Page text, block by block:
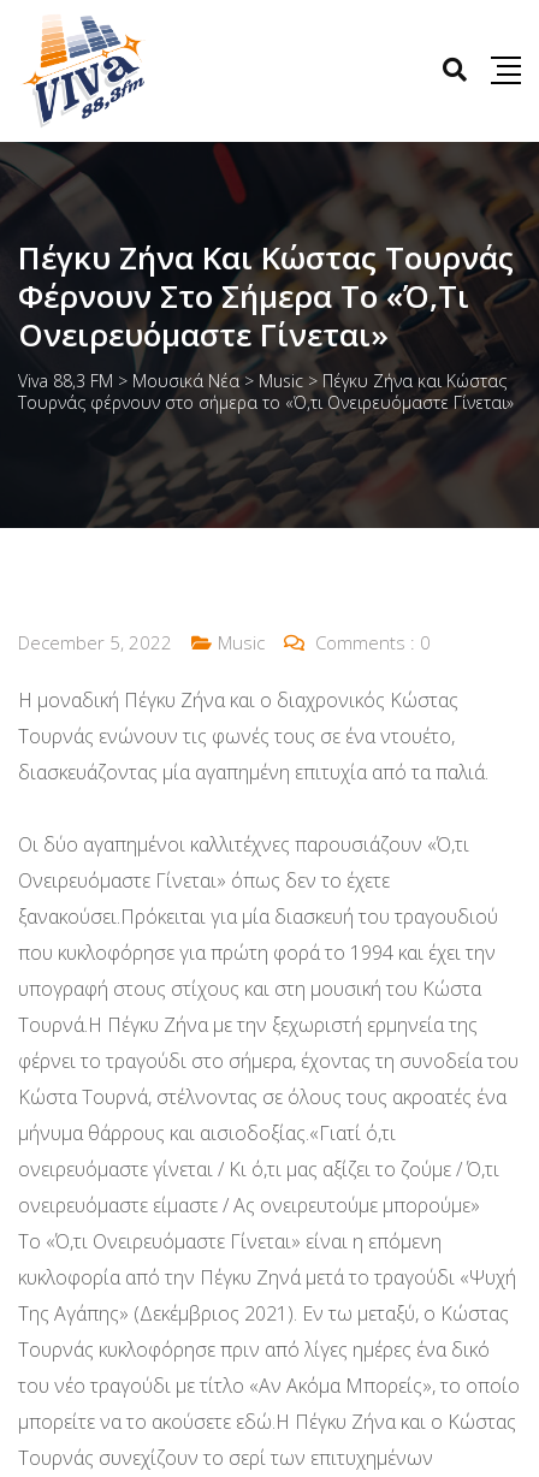
Πέγκυ Ζήνα Και Κώστας Τουρνάς
Φέρνουν Στο Σήμερα Το «Ό,τι
Ονειρευόμαστε Γίνεται»
Viva 88,3 FM > Μουσικά Νέα > Music > Πέγκυ Ζήνα και Κώστας
Τουρνάς φέρνουν στο σήμερα το «Ό,τι Ονειρευόμαστε Γίνεται»
December 5, 2022 Music Comments : 0
Η μοναδική Πέγκυ Ζήνα και ο διαχρονικός Κώστας
Τουρνάς ενώνουν τις φωνές τους σε ένα ντουέτο,
διασκευάζοντας μία αγαπημένη επιτυχία από τα παλιά.
Οι δύο αγαπημένοι καλλιτέχνες παρουσιάζουν «Ό,τι
Ονειρευόμαστε Γίνεται» όπως δεν το έχετε
ξανακούσει.Πρόκειται για μία διασκευή του τραγουδιού
που κυκλοφόρησε για πρώτη φορά το 1994 και έχει την
υπογραφή στους στίχους και στη μουσική του Κώστα
Τουρνά.Η Πέγκυ Ζήνα με την ξεχωριστή ερμηνεία της
φέρνει το τραγούδι στο σήμερα, έχοντας τη συνοδεία του
Κώστα Τουρνά, στέλνοντας σε όλους τους ακροατές ένα
μήνυμα θάρρους και αισιοδοξίας.«Γιατί ό,τι
ονειρευόμαστε γίνεται / Κι ό,τι μας αξίζει το ζούμε / Ό,τι
ονειρευόμαστε είμαστε / Ας ονειρευτούμε μπορούμε»
Το «Ό,τι Ονειρευόμαστε Γίνεται» είναι η επόμενη
κυκλοφορία από την Πέγκυ Ζηνά μετά το τραγούδι «Ψυχή
Της Αγάπης» (Δεκέμβριος 2021). Εν τω μεταξύ, ο Κώστας
Τουρνάς κυκλοφόρησε πριν από λίγες ημέρες ένα δικό
του νέο τραγούδι με τίτλο «Αν Ακόμα Μπορείς», το οποίο
μπορείτε να το ακούσετε εδώ.Η Πέγκυ Ζήνα και ο Κώστας
Τουρνάς συνεχίζουν το σερί των επιτυχημένων